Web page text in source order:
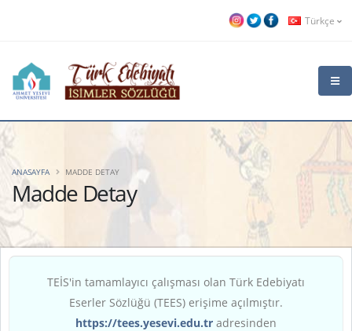
Türkçe
Madde Detay
ANASAYFA MADDE DETAY
TEİS'in tamamlayıcı çalışması olan Türk Edebiyatı
Eserler Sözlüğü (TEES) erişime açılmıştır.
https://tees.yesevi.edu.tr adresinden